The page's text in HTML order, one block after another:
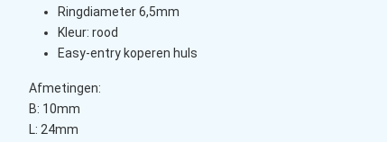
Ringdiameter 6,5mm
Kleur: rood
Easy-entry koperen huls
Afmetingen:
B: 10mm
L: 24mm